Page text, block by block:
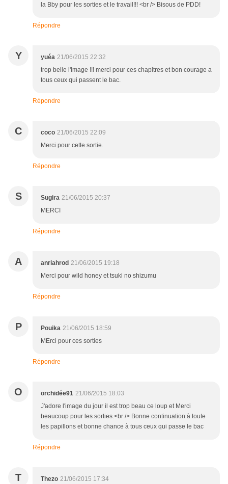
la Bby pour les sorties et le travail!!! <br /> Bisous de PDD!
Répondre
Y yuéa 21/06/2015 22:32
trop belle l'image !!! merci pour ces chapitres et bon courage a
tous ceux qui passent le bac.
Répondre
C coco 21/06/2015 22:09
Merci pour cette sortie.
Répondre
S Sugira 21/06/2015 20:37
MERCI
Répondre
A anriahrod 21/06/2015 19:18
Merci pour wild honey et tsuki no shizumu
Répondre
P Pouika 21/06/2015 18:59
MErci pour ces sorties
Répondre
O orchidée91 21/06/2015 18:03
J'adore l'image du jour il est trop beau ce loup et Merci
beaucoup pour les sorties.<br /> Bonne continuation à toute
les papillons et bonne chance à tous ceux qui passe le bac
Répondre
T Thezo 21/06/2015 17:34